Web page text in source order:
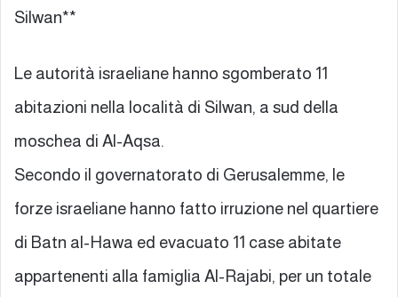
Silwan**
Le autorità israeliane hanno sgomberato 11
abitazioni nella località di Silwan, a sud della
moschea di Al-Aqsa.
Secondo il governatorato di Gerusalemme, le
forze israeliane hanno fatto irruzione nel quartiere
di Batn al-Hawa ed evacuato 11 case abitate
appartenenti alla famiglia Al-Rajabi, per un totale